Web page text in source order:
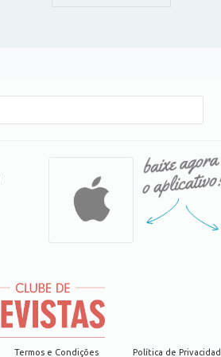
Termos e Condições Política de